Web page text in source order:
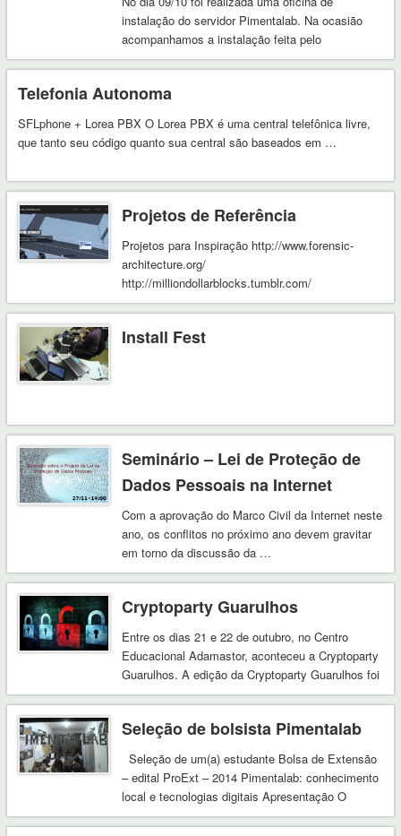
instalação do servidor Pimentalab. Na ocasião
acompanhamos a instalação feita pelo
tecnoativista Marcelo Tech. …
Telefonia Autonoma
SFLphone + Lorea PBX O Lorea PBX é uma central telefônica livre,
que tanto seu código quanto sua central são baseados em …
Projetos de Referência
Projetos para Inspiração http://www.forensic-
architecture.org/
http://milliondollarblocks.tumblr.com/
https://www.ucl.ac.uk/excites
http://fundaciondeloscomunes.net
amadora
https://links.sarava.org/bookmarks/polart/
cidad%C3%A3
https://links.sarava.org/bookmarks/polart/
expandida
https://links.sarava.org/bookmarks/polart/
https://links.sarava.org/bookmarks/polart/
participativa …
Install Fest
Seminário – Lei de Proteção de
Dados Pessoais na Internet
Com a aprovação do Marco Civil da Internet neste
ano, os conflitos no próximo ano devem gravitar
em torno da discussão da …
Cryptoparty Guarulhos
Entre os dias 21 e 22 de outubro, no Centro
Educacional Adamastor, aconteceu a Cryptoparty
Guarulhos. A edição da Cryptoparty Guarulhos foi
…
Seleção de bolsista Pimentalab
Seleção de um(a) estudante Bolsa de Extensão
– edital ProExt – 2014 Pimentalab: conhecimento
local e tecnologias digitais Apresentação O
Pimentalab …